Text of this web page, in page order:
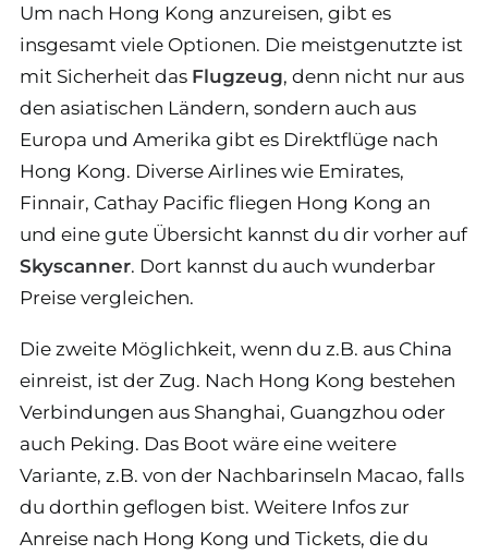
Um nach Hong Kong anzureisen, gibt es
insgesamt viele Optionen. Die meistgenutzte ist
mit Sicherheit das Flugzeug, denn nicht nur aus
den asiatischen Ländern, sondern auch aus
Europa und Amerika gibt es Direktflüge nach
Hong Kong. Diverse Airlines wie Emirates,
Finnair, Cathay Pacific fliegen Hong Kong an
und eine gute Übersicht kannst du dir vorher auf
Skyscanner. Dort kannst du auch wunderbar
Preise vergleichen.
Die zweite Möglichkeit, wenn du z.B. aus China
einreist, ist der Zug. Nach Hong Kong bestehen
Verbindungen aus Shanghai, Guangzhou oder
auch Peking. Das Boot wäre eine weitere
Variante, z.B. von der Nachbarinseln Macao, falls
du dorthin geflogen bist. Weitere Infos zur
Anreise nach Hong Kong und Tickets, die du